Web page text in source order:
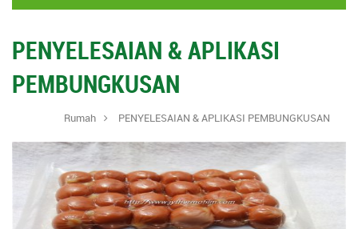
PENYELESAIAN & APLIKASI
PEMBUNGKUSAN
Rumah PENYELESAIAN & APLIKASI PEMBUNGKUSAN